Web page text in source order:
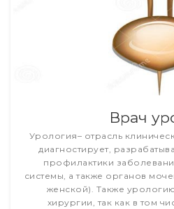
Врач
Урология– отрасль
диагностирует,
профилактики
системы, а также органов
женской). Также
хирургии, так как в том